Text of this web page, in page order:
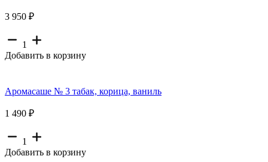
3 950 ₽
1
Добавить в корзину
Аромасаше № 3 табак, корица, ваниль
1 490 ₽
1
Добавить в корзину